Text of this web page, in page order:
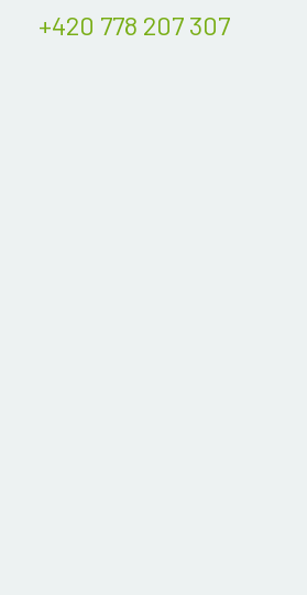
+420 778 207 307